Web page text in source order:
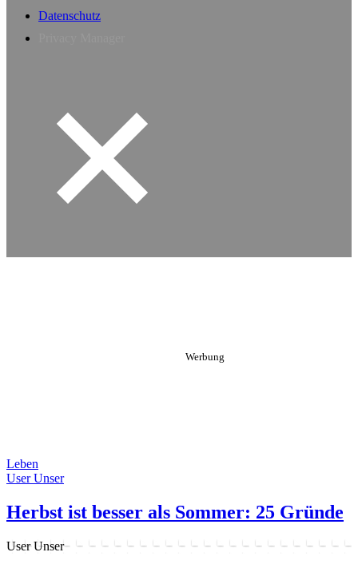
Datenschutz
Leben
User Unser
Herbst ist besser als Sommer: 25 Gründe
User Unser